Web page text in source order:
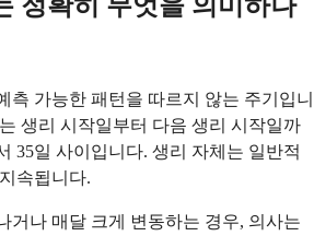
측 가능한 패턴을 따르지 않는 주기입니
생리 시작일부터 다음 생리 시작일까
35일 사이입니다. 생리 자체는 일반적
속됩니다.
거나 매달 크게 변동하는 경우, 의사는